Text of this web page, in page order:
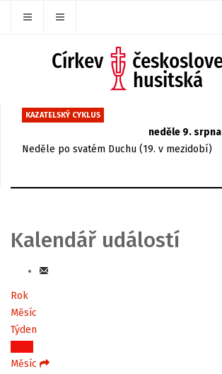
KAZATELSKÝ CYKLUS
neděle 9. srpna
Neděle po svatém Duchu (19. v mezidobí)
Kalendář událostí
Rok
Měsíc
Týden
Dnes
Měsíc